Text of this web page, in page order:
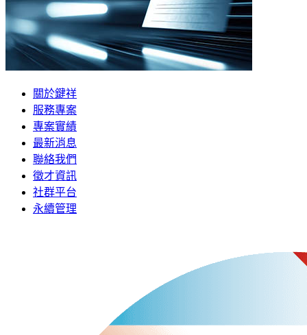
關於鍵祥
服務專案
專案實績
最新消息
聯絡我們
徵才資訊
社群平台
永續管理